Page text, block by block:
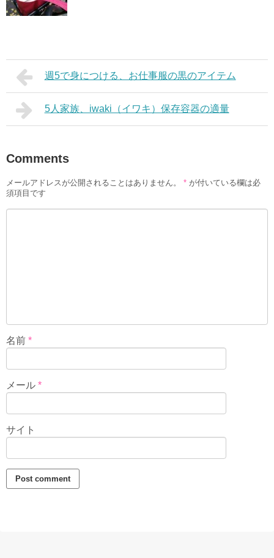
週5で身につける、お仕事服の黒のアイテム
5人家族、iwaki（イワキ）保存容器の適量
Comments
メールアドレスが公開されることはありません。 * が付いている欄は必
須項目です
名前 *
メール *
サイト